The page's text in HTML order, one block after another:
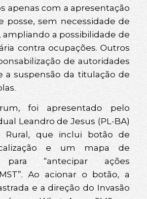
apenas com a apresentação
sem necessidade de
ampliando a possibilidade de
contra ocupações. Outros
de autoridades
a suspensão da titulação de
foi apresentado pelo
Leandro de Jesus (PL-BA)
Rural, que inclui botão de
e um mapa de
para “antecipar ações
Ao acionar o botão, a
e a direção do Invasão